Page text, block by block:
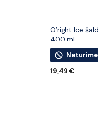
O’right Ice
400 ml
Neturime
19,49 €